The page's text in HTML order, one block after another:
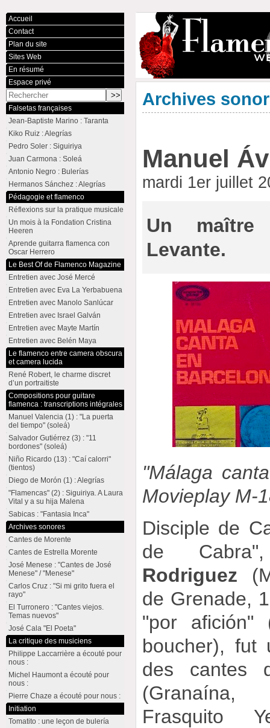
Archives
Manuel
mardi 1er juillet
Un
Levante.
"Málaga
Movieplay M-
Disciple de
de
Rodriguez
de Grenade,
"por afición"
boucher), fut
des cantes
Frasquito
Accueil
Contact
Plan du site
Sites Web
En résumé
Espace privé
Falsetas françaises
Jean-Baptiste Marino : Taranta
Kiko Ruiz : Alegrías
Pedro Soler : Siguiriya
Juan Carmona : Soleá
Antonio Negro : Bulerías
Hermanos Sánchez : Alegrías
Pédagogie et flamenco
Réflexions sur la pratique musicale
Un mois à la Fondation Cristina
Heeren
Aprende guitarra flamenca con
Oscar Herrero
Le Best Of de Flamenco Magazine
Entretien avec José Mercé
Entretien avec Eva La Yerbabuena
Entretien avec Manolo Sanlúcar
Entretien avec Israel Galván
Entretien avec Mayte Martín
Entretien avec Belén Maya
Le flamenco entre camera obscura
et camera lucida
René Robert, le charme discret
d’un portraitiste
Compositions pour guitare
flamenca : transcriptions intégrales
Manuel Valencia (1) : "La puerta
del tiempo" (soleá)
Salvador Gutiérrez (3) : "11
bordones" (soleá)
Niño Ricardo (13) : "Caí calorri"
(tientos)
Diego de Morón (1) : Alegrías
"Flamencas" (2) : Siguiriya. A Laura
Vital y a su hija Malena
Sabicas : "Fantasia Inca"
Archives sonores
Cantes de Morente
Cantes de Estrella Morente
José Menese : "Cantes de José
Menese" / "Menese"
Carlos Cruz : "Si mi grito fuera el
rayo"
El Turronero : "Cantes viejos.
Temas nuevos"
José Cala "El Poeta"
La critique des musiciens
Philippe Laccarrière a écouté pour
nous :
Michel Haumont a écouté pour
nous :
Pierre Chaze a écouté pour nous :
Initiation
Tomatito : une leçon de bulería